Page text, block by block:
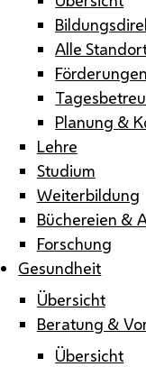
Alle
Förderungen
Planung &
Lehre
Studium
Weiterbildung
Büchereien &
Forschung
Gesundheit
Übersicht
Beratung &
Übersicht